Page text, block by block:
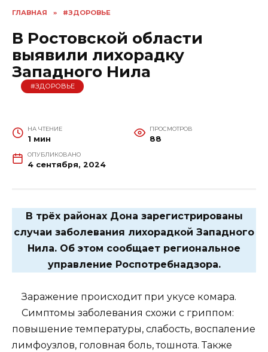
ГЛАВНАЯ » #ЗДОРОВЬЕ
В Ростовской области
выявили лихорадку
Западного Нила
#ЗДОРОВЬЕ
НА ЧТЕНИЕ
1 мин
ПРОСМОТРОВ
88
ОПУБЛИКОВАНО
4 сентября, 2024
В трёх районах Дона зарегистрированы
случаи заболевания лихорадкой Западного
Нила. Об этом сообщает региональное
управление Роспотребнадзора.
Заражение происходит при укусе комара.
Симптомы заболевания схожи с гриппом:
повышение температуры, слабость, воспаление
лимфоузлов, головная боль, тошнота. Также